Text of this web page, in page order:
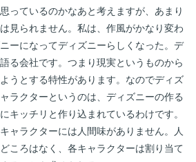
っているのかなあと考えますが、あまり
見られません。私は、作風がかなり変わ
ーになってディズニーらしくなった。デ
る会社です。つまり現実というものから
うとする特性があります。なのでディズ
ラクターというのは、ディズニーの作る
キッチリと作り込まれているわけです。
ャラクターには人間味がありません。人
ころはなく、各キャラクターは割り当て